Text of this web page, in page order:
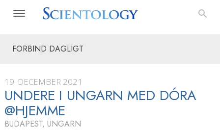
FORBIND DAGLIGT
19. DECEMBER 2021
UNDERE I UNGARN MED DÓRA
@HJEMME
BUDAPEST, UNGARN